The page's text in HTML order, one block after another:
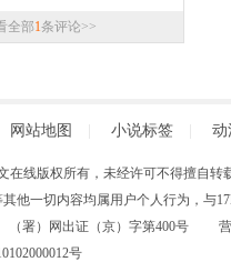
全部1条评论>>
网站地图 小说标签 动
在线版权所有，未经许可不得擅自转
他一切内容均属用户个人行为，与
）网出证（京）字第400号
号